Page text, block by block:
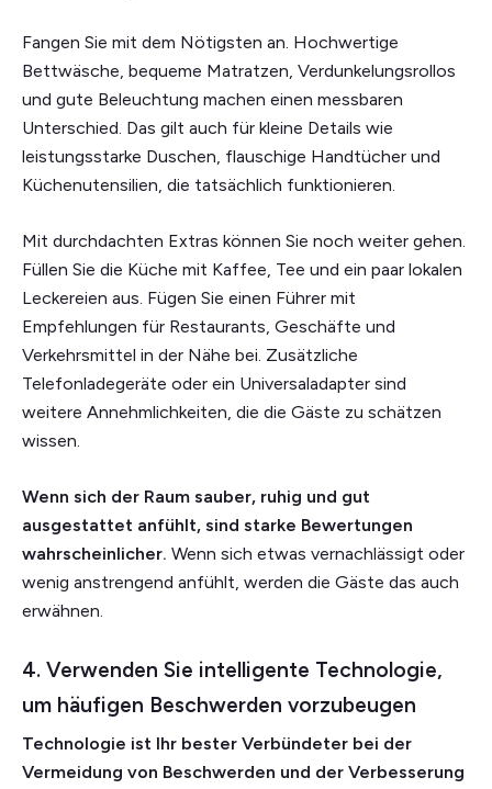
Fangen Sie mit dem Nötigsten an. Hochwertige
Bettwäsche, bequeme Matratzen, Verdunkelungsrollos
und gute Beleuchtung machen einen messbaren
Unterschied. Das gilt auch für kleine Details wie
leistungsstarke Duschen, flauschige Handtücher und
Küchenutensilien, die tatsächlich funktionieren.
Mit durchdachten Extras können Sie noch weiter gehen.
Füllen Sie die Küche mit Kaffee, Tee und ein paar lokalen
Leckereien aus. Fügen Sie einen Führer mit
Empfehlungen für Restaurants, Geschäfte und
Verkehrsmittel in der Nähe bei. Zusätzliche
Telefonladegeräte oder ein Universaladapter sind
weitere Annehmlichkeiten, die die Gäste zu schätzen
wissen.
Wenn sich der Raum sauber, ruhig und gut
ausgestattet anfühlt, sind starke Bewertungen
wahrscheinlicher. Wenn sich etwas vernachlässigt oder
wenig anstrengend anfühlt, werden die Gäste das auch
erwähnen.
4. Verwenden Sie intelligente Technologie,
um häufigen Beschwerden vorzubeugen
Technologie ist Ihr bester Verbündeter bei der
Vermeidung von Beschwerden und der Verbesserung